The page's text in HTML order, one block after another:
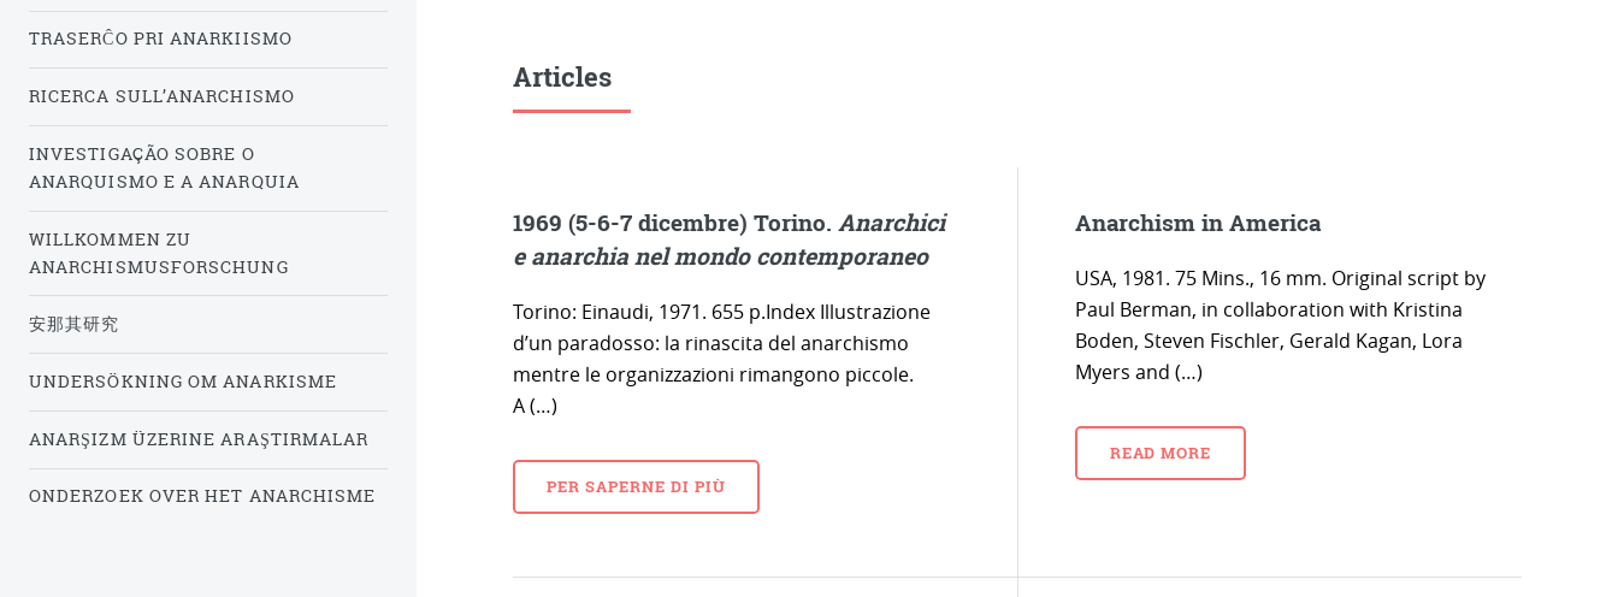
Articles
1969 (5-6-7 dicembre) Torino. Anarchici
e anarchia nel mondo contemporaneo
Torino: Einaudi, 1971. 655 p.Index Illustrazione
d’un paradosso: la rinascita del anarchismo
mentre le organizzazioni rimangono piccole.
A (…)
PER SAPERNE DI PIÙ
Anarchism in America
USA, 1981. 75 Mins., 16 mm. Original script by
Paul Berman, in collaboration with Kristina
Boden, Steven Fischler, Gerald Kagan, Lora
Myers and (…)
READ MORE
TRASERĈO PRI ANARKIISMO
RICERCA SULL’ANARCHISMO
INVESTIGAÇÃO SOBRE O
ANARQUISMO E A ANARQUIA
WILLKOMMEN ZU
ANARCHISMUSFORSCHUNG
安那其研究
UNDERSÖKNING OM ANARKISME
ANARŞIZM ÜZERINE ARAŞTIRMALAR
ONDERZOEK OVER HET ANARCHISME